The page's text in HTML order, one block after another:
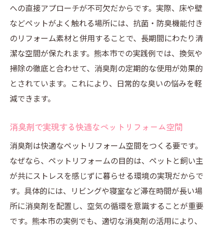
ペットリフォームで天然成分消臭剤を選ぶ
メリット
化学成分と天然消臭剤の比較で見える安全
性
天然消臭剤がペットと住まいにもたらす効
果
徴
天然素材の消臭剤でリフォーム効果を高め
ペットリフォーム実例から学ぶ天然消臭剤
の重要性
熊本市で手に入る安心のペット用消臭剤
熊本市のペットリフォームで選ばれる消臭
への直接アプローチが不可欠だからです。実際、床や壁
などペットがよく触れる場所には、抗菌・防臭機能付き
のリフォーム素材と併用することで、長期間にわたり清
潔な空間が保たれます。熊本市での実践例では、換気や
掃除の徹底と合わせて、消臭剤の定期的な使用が効果的
とされています。これにより、日常的な臭いの悩みを軽
減できます。
消臭剤で実現する快適なペットリフォーム空間
消臭剤は快適なペットリフォーム空間をつくる要です。
なぜなら、ペットリフォームの目的は、ペットと飼い主
が共にストレスを感じずに暮らせる環境の実現だからで
す。具体的には、リビングや寝室など滞在時間が長い場
所に消臭剤を配置し、空気の循環を意識することが重要
です。熊本市の実例でも、適切な消臭剤の活用により、